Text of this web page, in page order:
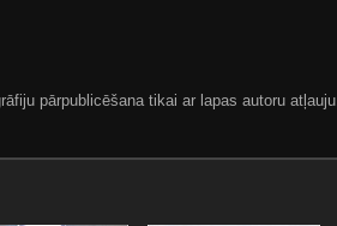
pārpublicēšana tikai ar lapas autoru atļauju.